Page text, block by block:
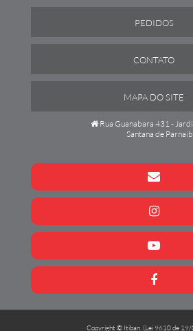
PEDIDOS
CONTATO
MAPA DO SITE
Rua Guanabara 431 -
Santana de
Copyright © Itiban. (Lei 9610 de